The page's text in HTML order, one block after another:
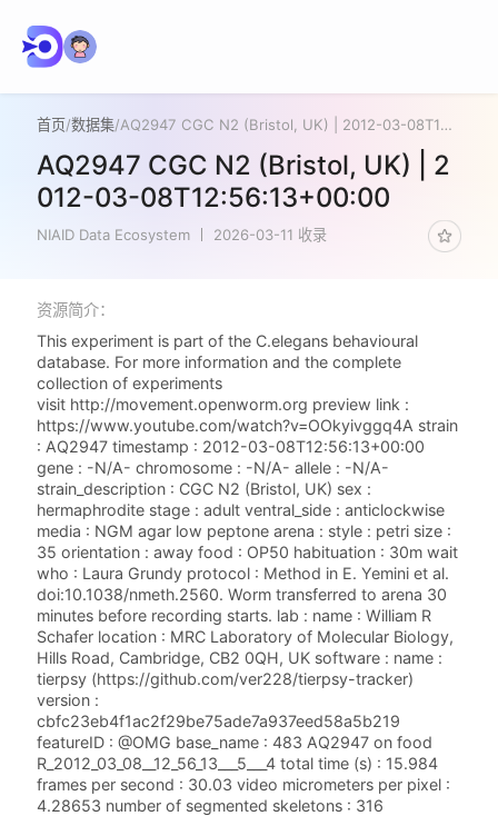
首页/数据集/ AQ2947 CGC N2 (Bristol, UK) | 2012-03-08T12:56:13+00:00
AQ2947 CGC N2 (Bristol, UK) | 2
012-03-08T12:56:13+00:00
NIAID Data Ecosystem 2026-03-11 收录
资源简介：
This experiment is part of the C.elegans behavioural
database. For more information and the complete
collection of experiments
visit http://movement.openworm.org preview link :
https://www.youtube.com/watch?v=OOkyivggq4A strain
: AQ2947 timestamp : 2012-03-08T12:56:13+00:00
gene : -N/A- chromosome : -N/A- allele : -N/A-
strain_description : CGC N2 (Bristol, UK) sex :
hermaphrodite stage : adult ventral_side : anticlockwise
media : NGM agar low peptone arena : style : petri size :
35 orientation : away food : OP50 habituation : 30m wait
who : Laura Grundy protocol : Method in E. Yemini et al.
doi:10.1038/nmeth.2560. Worm transferred to arena 30
minutes before recording starts. lab : name : William R
Schafer location : MRC Laboratory of Molecular Biology,
Hills Road, Cambridge, CB2 0QH, UK software : name :
tierpsy (https://github.com/ver228/tierpsy-tracker)
version :
cbfc23eb4f1ac2f29be75ade7a937eed58a5b219
featureID : @OMG base_name : 483 AQ2947 on food
R_2012_03_08__12_56_13___5___4 total time (s) : 15.984
frames per second : 30.03 video micrometers per pixel :
4.28653 number of segmented skeletons : 316